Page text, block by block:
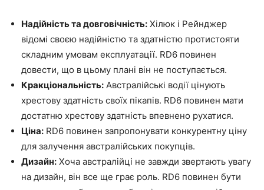
Надійність та довговічність: Хілюк і Рейнджер
відомі своєю надійністю та здатністю протистояти
складним умовам експлуатації. RD6 повинен
довести, що в цьому плані він не поступається.
Кракціональність: Австралійські водії цінують
хрестову здатність своїх пікапів. RD6 повинен мати
достатню хрестову здатність впевнено рухатися.
Ціна: RD6 повинен запропонувати конкурентну ціну
для залучення австралійських покупців.
Дизайн: Хоча австралійці не завжди звертають увагу
на дизайн, він все ще грає роль. RD6 повинен бути